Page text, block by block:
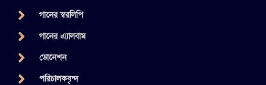
গানের স্বরলিপি
গানের এ্যালবাম
ডোনেশন
পরিচালকবৃন্দ